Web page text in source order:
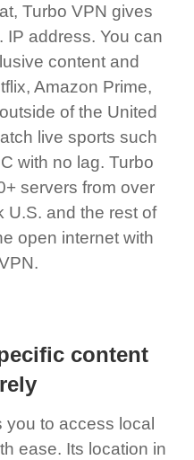
Turbo VPN gives
IP address. You can
content and
Amazon Prime,
of the United
live sports such
with no lag. Turbo
servers from over
U.S. and the rest of
open internet with
content
you to access local
ease. Its location in